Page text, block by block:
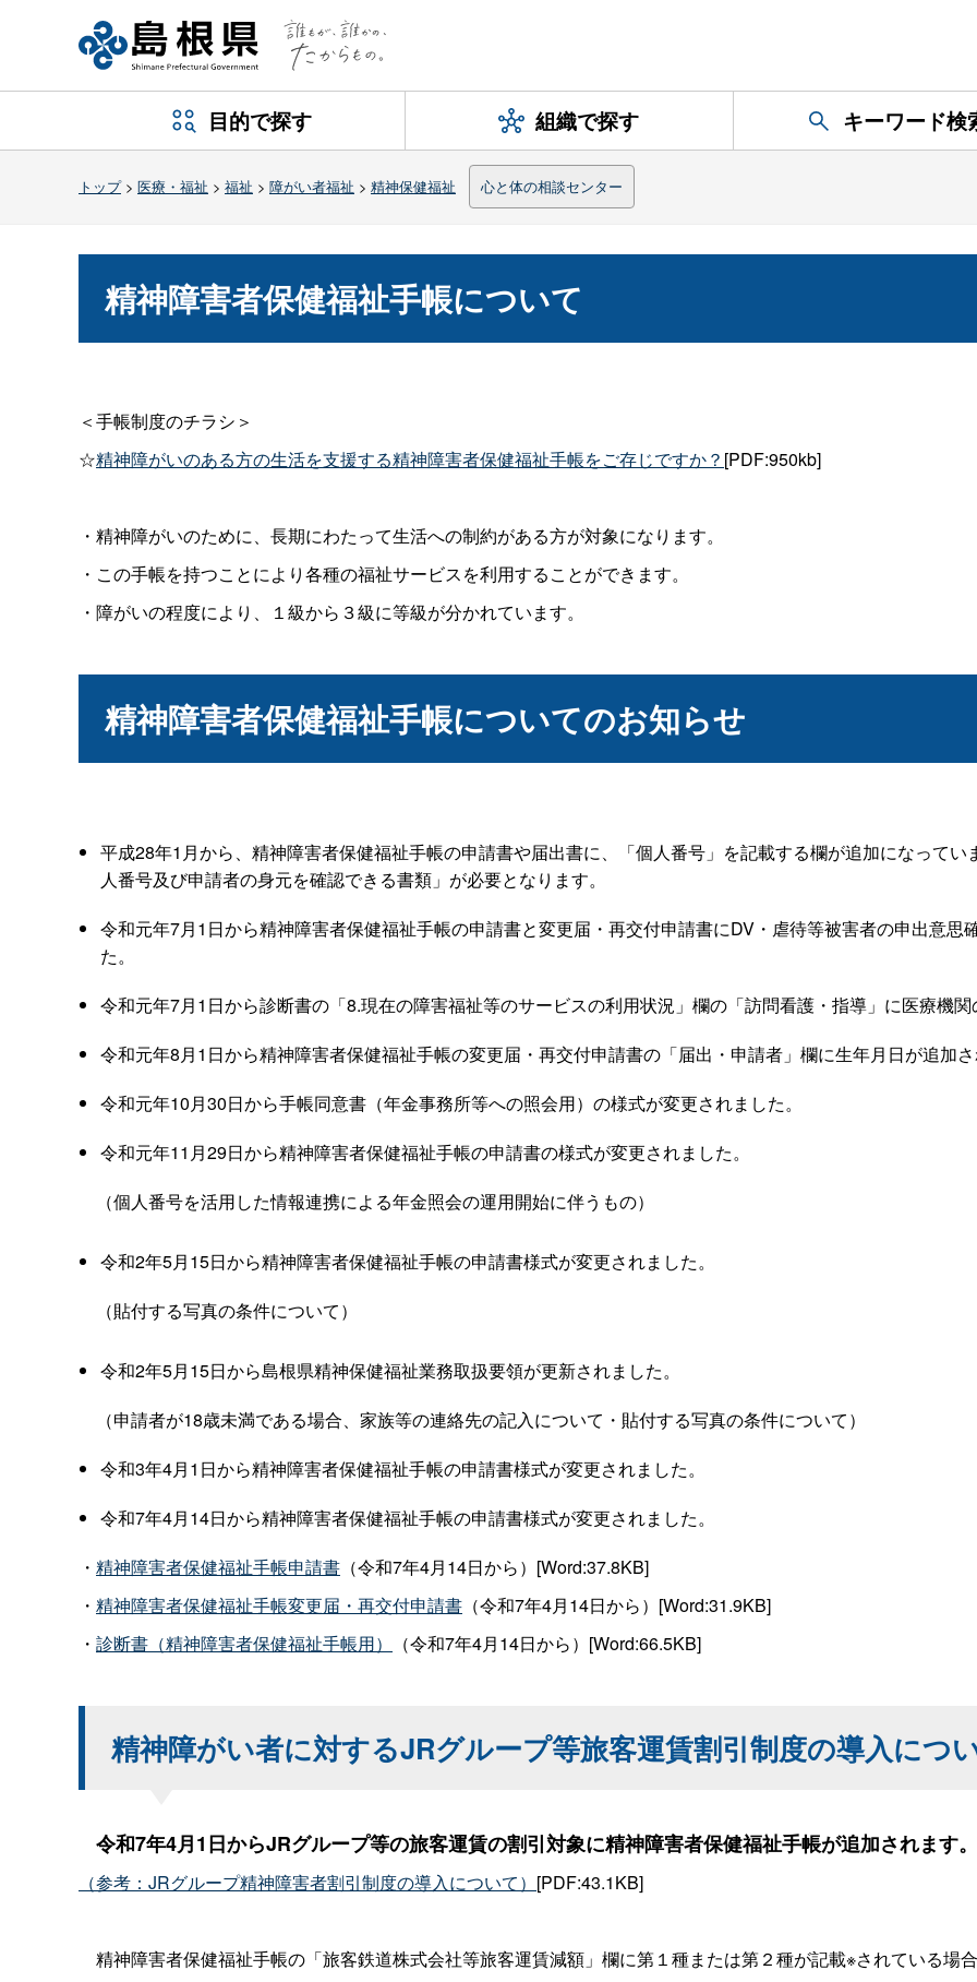
目的で探す 組織で探す キーワード検
トップ> 医療・福祉 > 福祉 > 障がい者福祉 > 精神保健福祉 心と体の相談センター
精神障害者保健福祉手帳について
＜手帳制度のチラシ＞
☆精神障がいのある方の生活を支援する精神障害者保健福祉手帳をご存じですか？ [PDF:950kb]
・精神障がいのために、長期にわたって生活への制約がある方が対象になります。
・この手帳を持つことにより各種の福祉サービスを利用することができます。
・障がいの程度により、１級から３級に等級が分かれています。
精神障害者保健福祉手帳についてのお知らせ
平成28年1月から、精神障害者保健福祉手帳の申請書や届出書に、「個人番号」を記載する欄が追加になって
人番号及び申請者の身元を確認できる書類」が必要となります。
令和元年7月1日から精神障害者保健福祉手帳の申請書と変更届・再交付申請書にDV・虐待等被害者の申出意
た。
令和元年7月1日から診断書の「8.現在の障害福祉等のサービスの利用状況」欄の「訪問看護・指導」に医療機
令和元年8月1日から精神障害者保健福祉手帳の変更届・再交付申請書の「届出・申請者」欄に生年月日が追加
令和元年10月30日から手帳同意書（年金事務所等への照会用）の様式が変更されました。
令和元年11月29日から精神障害者保健福祉手帳の申請書の様式が変更されました。
（個人番号を活用した情報連携による年金照会の運用開始に伴うもの）
令和2年5月15日から精神障害者保健福祉手帳の申請書様式が変更されました。
（貼付する写真の条件について）
令和2年5月15日から島根県精神保健福祉業務取扱要領が更新されました。
（申請者が18歳未満である場合、家族等の連絡先の記入について・貼付する写真の条件について）
令和3年4月1日から精神障害者保健福祉手帳の申請書様式が変更されました。
令和7年4月14日から精神障害者保健福祉手帳の申請書様式が変更されました。
・ 精神障害者保健福祉手帳申請書 （令和7年4月14日から）[Word:37.8KB]
・ 精神障害者保健福祉手帳変更届・再交付申請書 （令和7年4月14日から）[Word:31.9KB]
・ 診断書（精神障害者保健福祉手帳用） （令和7年4月14日から）[Word:66.5KB]
精神障がい者に対するJRグループ等旅客運賃割引制度の導入につ
令和7年4月1日からJRグループ等の旅客運賃の割引対象に精神障害者保健福祉手帳が追加されます。
（参考：JRグループ精神障害者割引制度の導入について） [PDF:43.1KB]
精神障害者保健福祉手帳の「旅客鉄道株式会社等旅客運賃減額」欄に第１種または第２種が記載※されている場